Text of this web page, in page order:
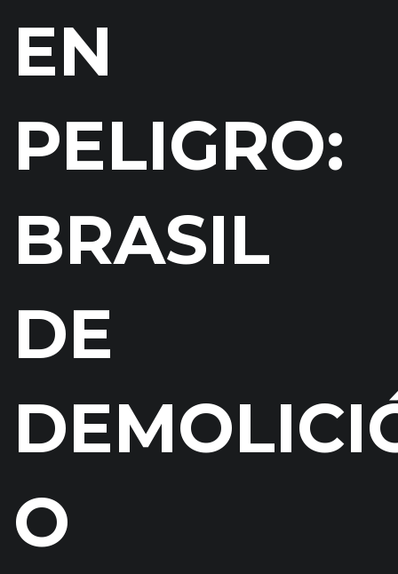
EN
PELIGRO:
BRASIL
DE
O